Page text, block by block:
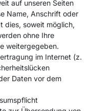
auf unseren Seiten
Name, Anschrift oder
dies, soweit möglich,
ohne Ihre
weitergegeben.
im Internet (z.
Daten vor dem